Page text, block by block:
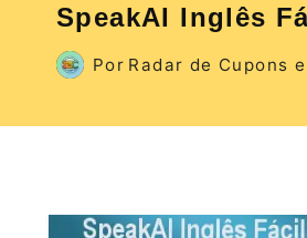
SpeakAI Inglês
Por Radar de Cupons